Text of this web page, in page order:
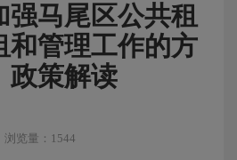
强马尾区公共租
和管理工作的方
政策解读
浏览量：1544